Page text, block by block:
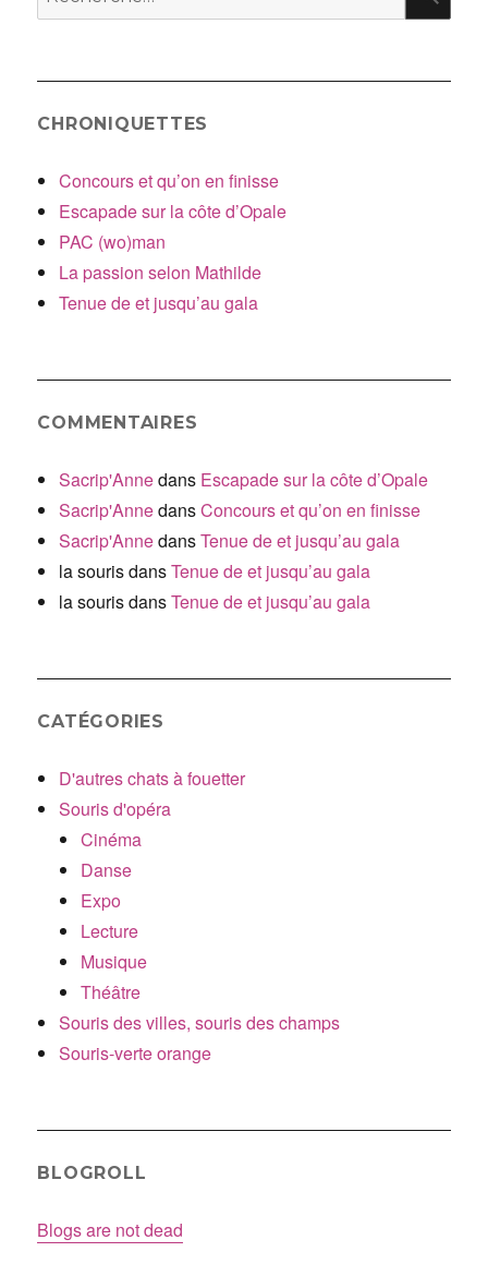
pour
CHRONIQUETTES
Concours et qu’on en finisse
Escapade sur la côte d’Opale
PAC (wo)man
La passion selon Mathilde
Tenue de et jusqu’au gala
COMMENTAIRES
Sacrip'Annedans Escapade sur la côte d’Opale
Sacrip'AnnedansConcours et qu’on en finisse
Sacrip'AnnedansTenue de et jusqu’au gala
la sourisdansTenue de et jusqu’au gala
la sourisdansTenue de et jusqu’au gala
CATÉGORIES
D'autres chats à fouetter
Souris d'opéra
Cinéma
Danse
Expo
Lecture
Musique
Théâtre
Souris des villes, souris des champs
Souris-verte orange
BLOGROLL
Blogs are not dead